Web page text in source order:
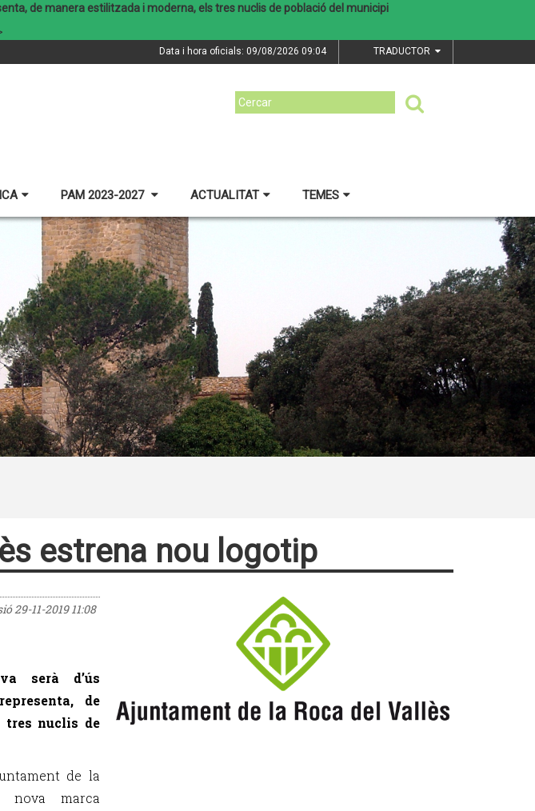
de manera estilitzada i moderna, els tres nuclis de població del municipi
Data i hora oficials: 09/08/2026 09:04 TRADUCTOR
PAM 2023-2027 ACTUALITAT TEMES
estrena nou logotip
29-11-2019 11:08
serà d’ús
de
tres nuclis de
de la
nova marca